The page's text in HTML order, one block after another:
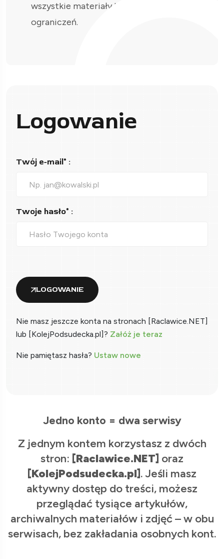
wszystkie materiały bez
ograniczeń.
Logowanie
Twój e-mail* :
Twoje hasło* :
LOGOWANIE
Nie masz jeszcze konta na stronach [Raclawice.NET]
lub [KolejPodsudecka.pl]? Załóż je teraz
Nie pamiętasz hasła? Ustaw nowe
Jedno konto = dwa serwisy
Z jednym kontem korzystasz z dwóch
stron: [Raclawice.NET] oraz
[KolejPodsudecka.pl]. Jeśli masz
aktywny dostęp do treści, możesz
przeglądać tysiące artykułów,
archiwalnych materiałów i zdjęć – w obu
serwisach, bez zakładania osobnych kont.